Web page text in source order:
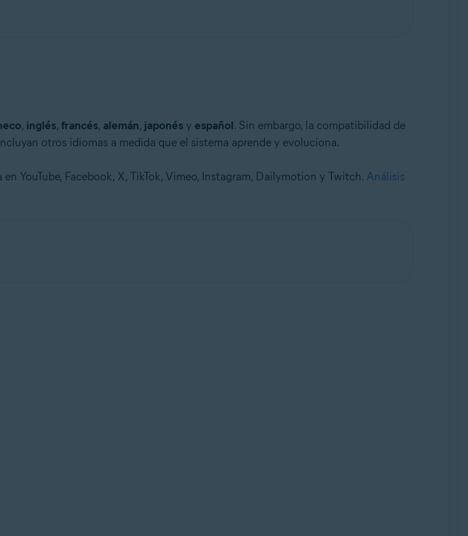
, inglés, francés, alemán, japonésy español. Sin embargo, la compatibilidad de
otros idiomas a medida que el sistema aprende y evoluciona.
YouTube, Facebook, X, TikTok, Vimeo, Instagram, Dailymotion y Twitch. Análisis